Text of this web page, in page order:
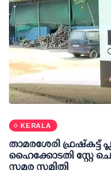
KERALA
താമരശേരി ഫ്രഷ്കട്ട്
ഹൈക്കോടതി സ്റ്റേ
സമര സമിതി